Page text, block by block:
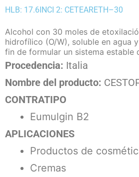
HLB: 17.6INCI 2: CETEARETH–30
Alcohol con 30 moles de
hidrofílico (O/W), soluble en agua
fin de formular un sistema estable
Procedencia: Italia
Nombre del producto:
CONTRATIPO
Eumulgin B2
APLICACIONES
Productos de
Cremas